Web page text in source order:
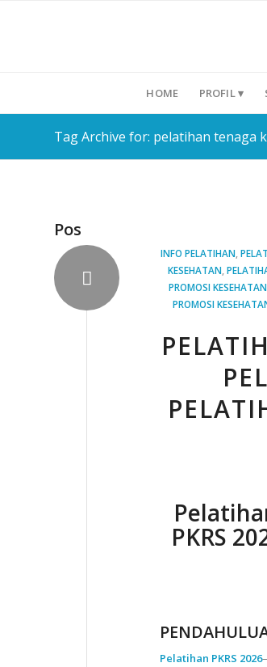
HOME PROFIL ▾
Tag Archive for: pelatihan tenaga
Pos
INFO PELATIHAN ,
KESEHATAN
PROMOSI KESEHATAN
PROMOSI
PKRS
Pelatihan PKRS 2026